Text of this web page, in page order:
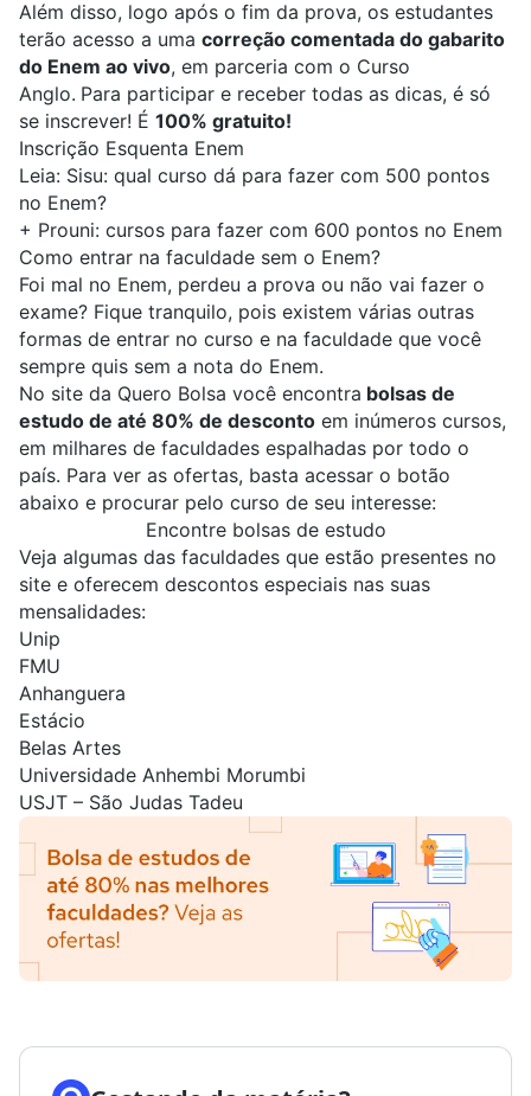
Além disso, logo após o fim da prova, os estudantes
terão acesso a uma correção comentada do gabarito
do Enem ao vivo, em parceria com o Curso
Anglo. Para participar e receber todas as dicas, é só
se inscrever! É 100% gratuito!
Inscrição Esquenta Enem
Leia: Sisu: qual curso dá para fazer com 500 pontos
no Enem?
+ Prouni: cursos para fazer com 600 pontos no Enem
Como entrar na faculdade sem o Enem?
Foi mal no Enem, perdeu a prova ou não vai fazer o
exame? Fique tranquilo, pois existem várias outras
formas de entrar no curso e na faculdade que você
sempre quis sem a nota do Enem.
No site da Quero Bolsa você encontra bolsas de
estudo de até 80% de desconto em inúmeros cursos,
em milhares de faculdades espalhadas por todo o
país. Para ver as ofertas, basta acessar o botão
abaixo e procurar pelo curso de seu interesse:
Encontre bolsas de estudo
Veja algumas das faculdades que estão presentes no
site e oferecem descontos especiais nas suas
mensalidades:
Unip
FMU
Anhanguera
Estácio
Belas Artes
Universidade Anhembi Morumbi
USJT – São Judas Tadeu